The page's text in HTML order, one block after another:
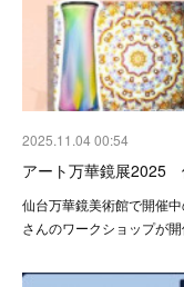
2025.11.04 00:54
アート万華鏡展2025
仙台万華鏡美術館で開催
さんのワークショップが